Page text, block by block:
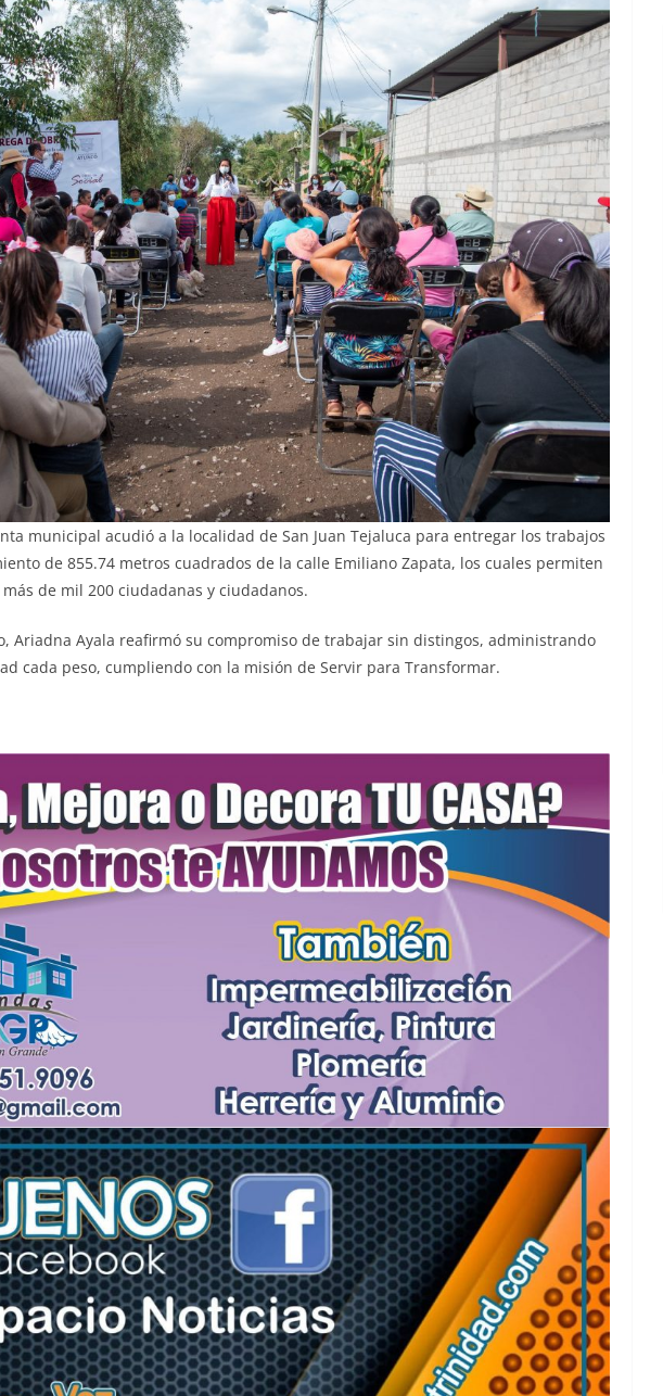
municipal acudió a la localidad de San Juan Tejaluca para entregar los trabajos
de 855.74 metros cuadrados de la calle Emiliano Zapata, los cuales permiten
de mil 200 ciudadanas y ciudadanos.
Ariadna Ayala reafirmó su compromiso de trabajar sin distingos, administrando
cada peso, cumpliendo con la misión de Servir para Transformar.